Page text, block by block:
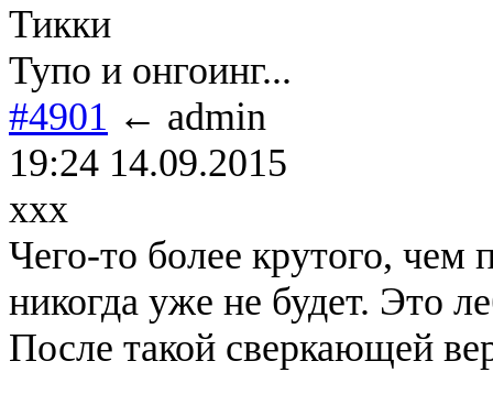
Тикки
Тупо и онгоинг...
#4901 ← admin
19:24 14.09.2015
xxx
Чего-то более крутого, чем
никогда уже не будет. Это
После такой сверкающей